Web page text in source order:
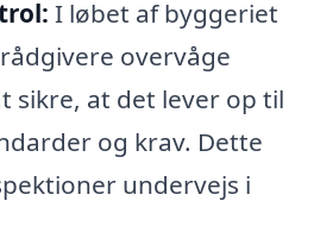
I løbet af byggeriet
overvåge
sikre, at det lever op til
og krav. Dette
undervejs i